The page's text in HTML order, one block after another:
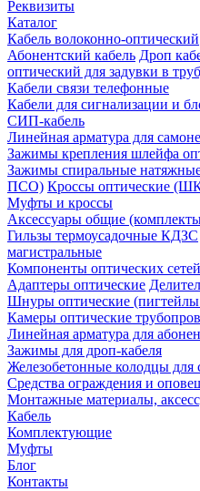
Реквизиты
Каталог
Кабель волоконно-оптический
Абонентский кабель Дроп
оптический для задувки в
Кабели связи телефонные
Кабели для сигнализации и
СИП-кабель
Линейная арматура для
Зажимы крепления шлейфа
Зажимы спиральные
ПСО) Кроссы оптические
Муфты и кроссы
Аксессуары общие
Гильзы термоусадочные КДЗС
магистральные
Компоненты оптических сетей
Адаптеры оптические
Шнуры оптические
Камеры оптические
Линейная арматура для
Зажимы для дроп-кабеля
Железобетонные колодцы для
Средства ограждения и
Монтажные материалы,
Кабель
Комплектующие
Муфты
Блог
Контакты